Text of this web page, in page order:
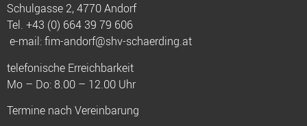
Schulgasse 2, 4770 Andorf
Tel. +43 (0) 664 39 79 606
e-mail:fim-andorf@shv-schaerding.at
telefonische Erreichbarkeit
Mo – Do: 8.00 – 12.00 Uhr
Termine nach Vereinbarung